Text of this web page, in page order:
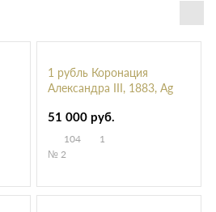
1 рубль Коронация
Александра III, 1883, Ag
51 000 руб.
104
1
№ 2